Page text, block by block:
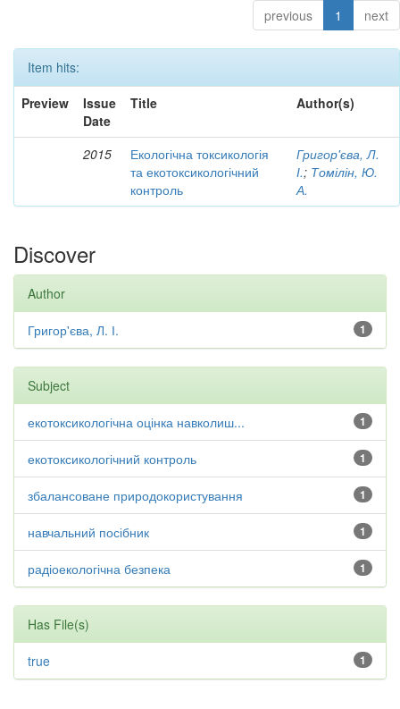
previous 1 next
Item hits:
Preview
Issue
Date
Title Author(s)
2015
Екологічна токсикологія
та екотоксикологічний
контроль
Григор'єва, Л.
І.; Томілін, Ю.
А.
Discover
Author
1
Григор'єва, Л. І.
Subject
1
екотоксикологічна оцінка навколиш...
1
екотоксикологічний контроль
1
збалансоване природокористування
1
навчальний посібник
1
радіоекологічна безпека
Has File(s)
1
true